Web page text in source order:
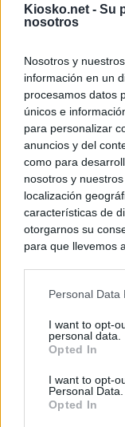
Kiosko.net - Su
nosotros
Nosotros y
información en un
procesamos datos
únicos e
para personalizar
anuncios y del
como para
nosotros y
localización
características de
otorgarnos su
para que llevemos
negar su
de su
rechazar tal
cualquier
visitando nuestra
Personal Data
I want to opt-
personal data.
Opted In
I want to opt-
Personal Data.
Opted In